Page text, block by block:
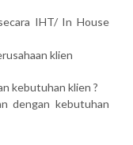
IHT/ In House
klien
kebutuhan klien ?
dengan kebutuhan